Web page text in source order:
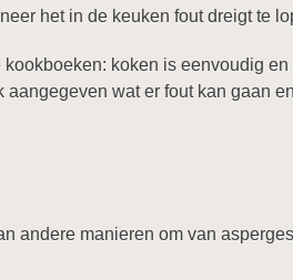
het in de keuken fout dreigt te
koken is eenvoudig
wat er fout kan gaan
andere manieren om van